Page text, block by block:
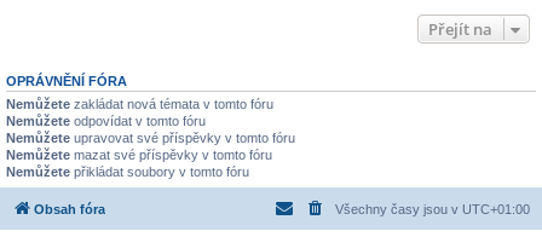
Přejít na
OPRÁVNĚNÍ FÓRA
Nemůžete zakládat nová témata v tomto fóru
Nemůžete odpovídat v tomto fóru
Nemůžete upravovat své příspěvky v tomto fóru
Nemůžete mazat své příspěvky v tomto fóru
Nemůžete přikládat soubory v tomto fóru
Obsah fóra Všechny časy jsou v UTC+01:00